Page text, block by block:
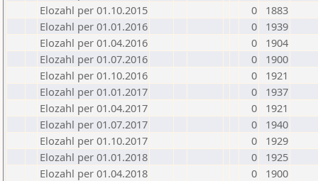
Elozahl per 01.10.2015
0
1883
Elozahl per 01.01.2016
0
1939
Elozahl per 01.04.2016
0
1904
Elozahl per 01.07.2016
0
1900
Elozahl per 01.10.2016
0
1921
Elozahl per 01.01.2017
0
1937
Elozahl per 01.04.2017
0
1921
Elozahl per 01.07.2017
0
1940
Elozahl per 01.10.2017
0
1929
Elozahl per 01.01.2018
0
1925
Elozahl per 01.04.2018
0
1900